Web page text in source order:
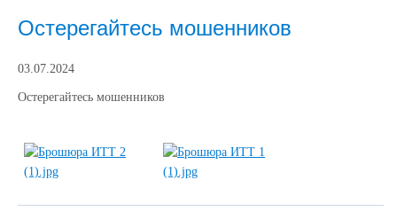
Остерегайтесь мошенников
03.07.2024
Остерегайтесь мошенников